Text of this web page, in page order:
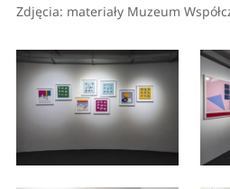
Zdjęcia: materiały Muzeum